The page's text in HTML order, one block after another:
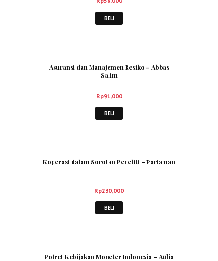
BELI
Asuransi dan Manajemen Resiko – Abbas
Salim
Rp91,000
BELI
Koperasi dalam Sorotan Peneliti – Pariaman
Rp230,000
BELI
Potret Kebijakan Moneter Indonesia – Aulia